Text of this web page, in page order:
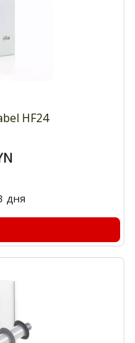
HF24
дня